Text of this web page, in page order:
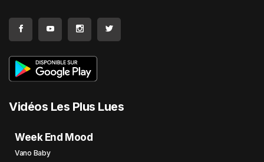
Vidéos Les Plus Lues
Week End Mood
Vano Baby